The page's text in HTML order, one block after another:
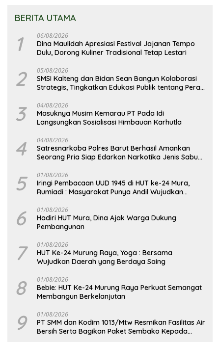
BERITA UTAMA
1 06/08/2026
Dina Maulidah Apresiasi Festival Jajanan Tempo
Dulu, Dorong Kuliner Tradisional Tetap Lestari
2 05/08/2026
SMSI Kalteng dan Bidan Sean Bangun Kolaborasi
Strategis, Tingkatkan Edukasi Publik tentang Peran
3 04/08/2026
Masuknya Musim Kemarau PT Pada Idi
Langsungkan Sosialisasi Himbauan Karhutla
4 04/08/2026
Satresnarkoba Polres Barut Berhasil Amankan
Seorang Pria Siap Edarkan Narkotika Jenis Sabu
5 01/08/2026
Iringi Pembacaan UUD 1945 di HUT ke-24 Mura,
Rumiadi : Masyarakat Punya Andil Wujudkan
6 01/08/2026
Hadiri HUT Mura, Dina Ajak Warga Dukung
Pembangunan
7 01/08/2026
HUT Ke-24 Murung Raya, Yoga : Bersama
Wujudkan Daerah yang Berdaya Saing
8 01/08/2026
Bebie: HUT Ke-24 Murung Raya Perkuat Semangat
Membangun Berkelanjutan
9 01/08/2026
PT SMM dan Kodim 1013/Mtw Resmikan Fasilitas Air
Bersih Serta Bagikan Paket Sembako Kepada